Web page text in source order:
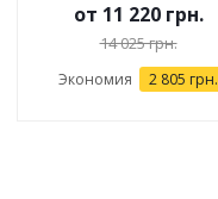
от 11 220 грн.
14 025 грн.
Экономия 2 805 грн.